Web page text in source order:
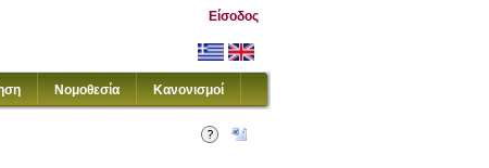
Είσοδος
Νομοθεσία Κανονισμοί